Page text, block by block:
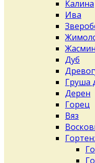
Калина
Ива
Жасмин
Дуб
Груша
Дерен
Горец
Вяз